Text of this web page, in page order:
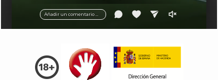
Añadir un comentario ...